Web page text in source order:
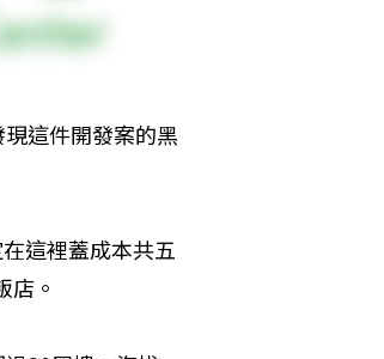
這件開發案的黑
這裡蓋成本共五
店。